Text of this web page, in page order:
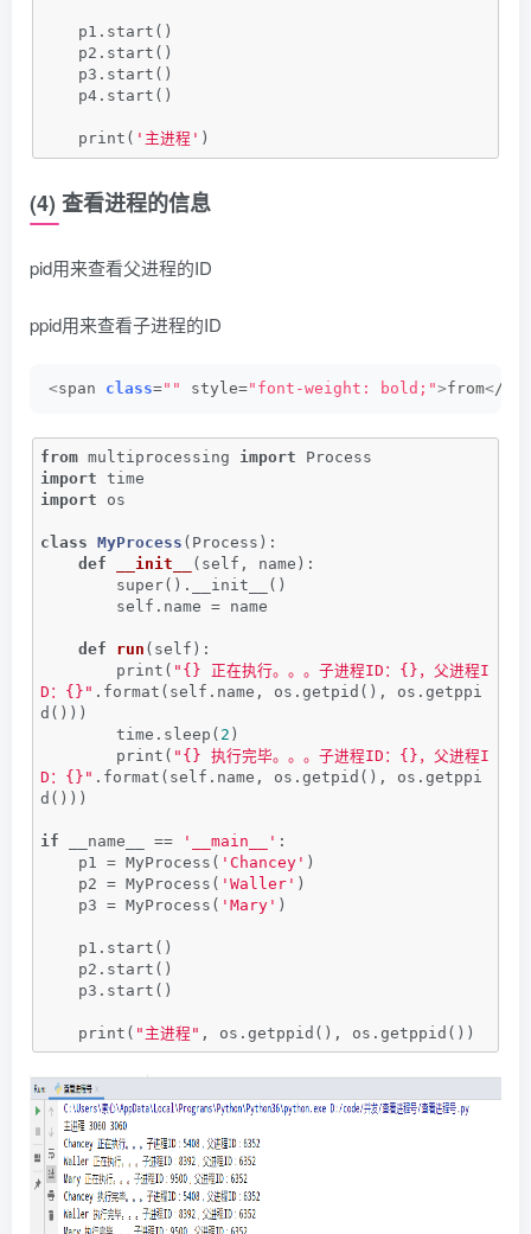
    p1.start()
    p2.start()
    p3.start()
    p4.start()
    print(
'主进程' )
(4) 查看进程的信息
pid用来查看父进程的ID
ppid用来查看子进程的ID
<span class="" style="font-weight: bold;">from</
from multiprocessing import Process
import time
import os
class MyProcess (Process) :
def
__init__ (self, name) :
        super().__init__()
        self.name = name
def run (self) :
        print(
"{} 正在执行。。。子进程ID：{}，父进程I
D：{}" .format(self.name, os.getpid(), os.getppi
d()))
        time.sleep(
2 )
        print(
"{} 执行完毕。。。子进程ID：{}，父进程I
D：{}" .format(self.name, os.getpid(), os.getppi
d()))
if __name__ == '__main__' :
    p1 = MyProcess(
'Chancey' )
    p2 = MyProcess(
'Waller' )
    p3 = MyProcess(
'Mary' )
    p1.start()
    p2.start()
    p3.start()
    print(
"主进程" , os.getppid(), os.getppid())